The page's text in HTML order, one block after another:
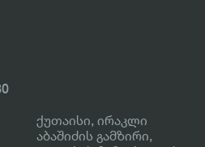
ქუთაისი, ირაკლი
აბაშიძის გამზირი,